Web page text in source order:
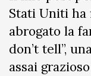
Stati Uniti
abrogato la
don’t tell”,
assai